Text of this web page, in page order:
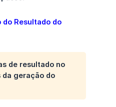
Resultado do
de resultado no
geração do